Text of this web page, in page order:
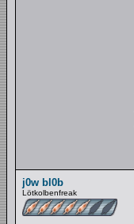
j0w bl0b
Lötkolbenfreak